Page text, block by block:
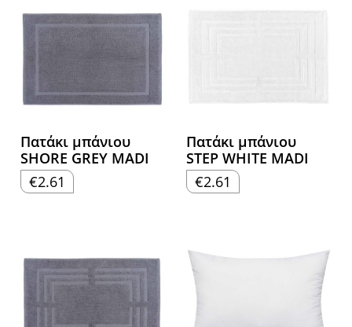
Πατάκι μπάνιου
SHORE GREY MADI
€2.61
Πατάκι μπάνιου
STEP WHITE MADI
€2.61